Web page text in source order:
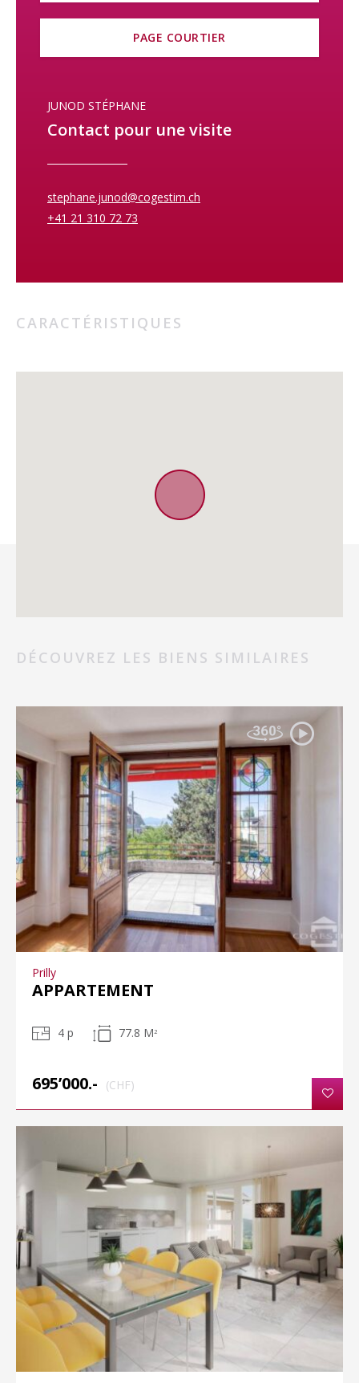
PAGE COURTIER
JUNOD STÉPHANE
Contact pour une visite
stephane.junod@cogestim.ch
+41 21 310 72 73
CARACTÉRISTIQUES
DÉCOUVREZ LES BIENS SIMILAIRES
Prilly
APPARTEMENT
4 p 77.8 M2
695’000.- (CHF)